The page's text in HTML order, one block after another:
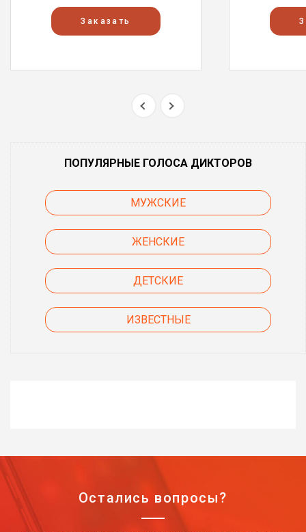
Заказать
ПОПУЛЯРНЫЕ ГОЛОСА ДИКТОРОВ
МУЖСКИЕ
ЖЕНСКИЕ
ДЕТСКИЕ
ИЗВЕСТНЫЕ
Остались вопросы?